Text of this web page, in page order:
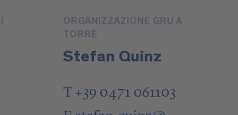
ORGANIZZAZIONE GRU A
TORRE
Stefan Quinz
T +39 0471 061103